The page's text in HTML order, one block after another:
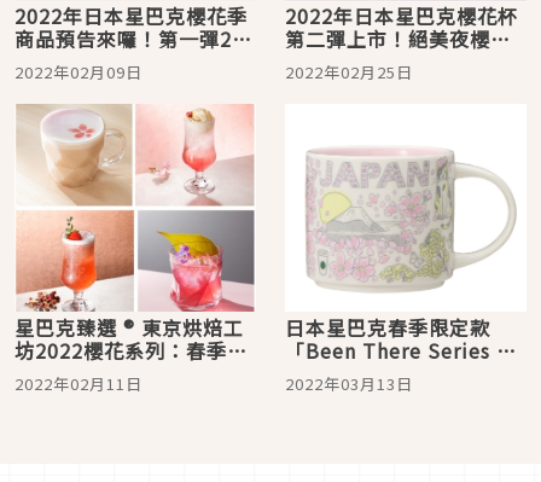
2022年日本星巴克櫻花季
商品預告來囉！第一彈2月
15日開跑，Sense of
SAKURA Beauty 等你來
收集
2022年02月09日
2022年日本星巴克櫻花杯
第二彈上市！絕美夜櫻系
列飲品好想喝
2022年02月25日
星巴克臻選 ® 東京烘焙工
坊2022櫻花系列：春季限
定櫻花商品來報到囉！
2022年02月11日
日本星巴克春季限定款
「Been There Series 」
繽紛上市 滿滿日本之春的
杯子太過可愛！
2022年03月13日